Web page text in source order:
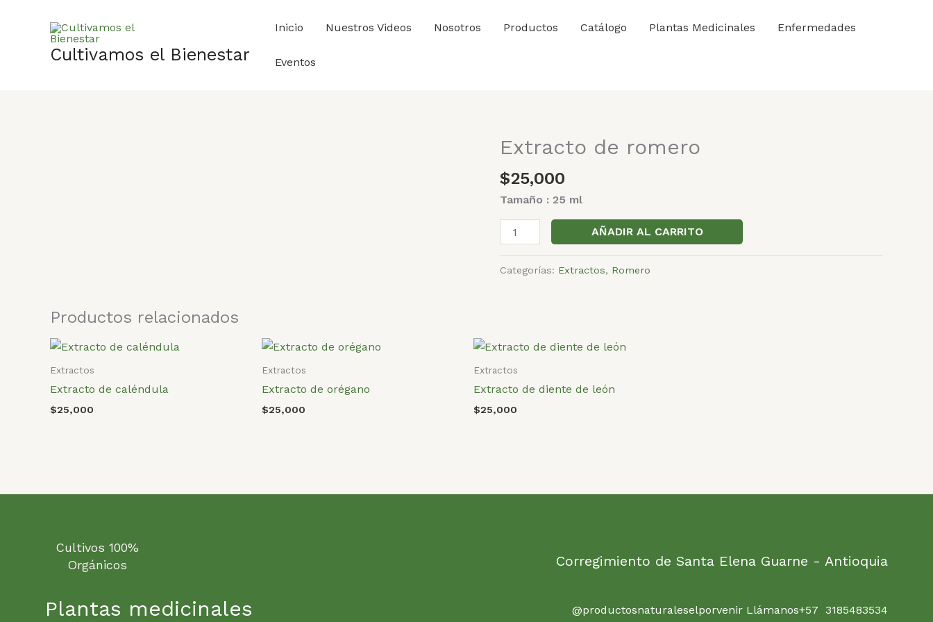
contenido
Cultivamos el Bienestar
Inicio Nuestros Videos Nosotros Productos Catálogo Plantas Medicinales Enfermedades
Eventos
Extracto de romero
$25,000
Tamaño : 25 ml
Extracto
romero
cantidad
AÑADIR AL CARRITO
Categorías: Extractos, Romero
Productos relacionados
Extractos
Extracto de caléndula
$25,000
Extractos
Extracto de orégano
$25,000
Extractos
Extracto de diente de león
$25,000
Cultivos 100%
Orgánicos
Plantas medicinales
Corregimiento de Santa Elena Guarne - Antioquia
@productosnaturaleselporvenir Llámanos+57 3185483534